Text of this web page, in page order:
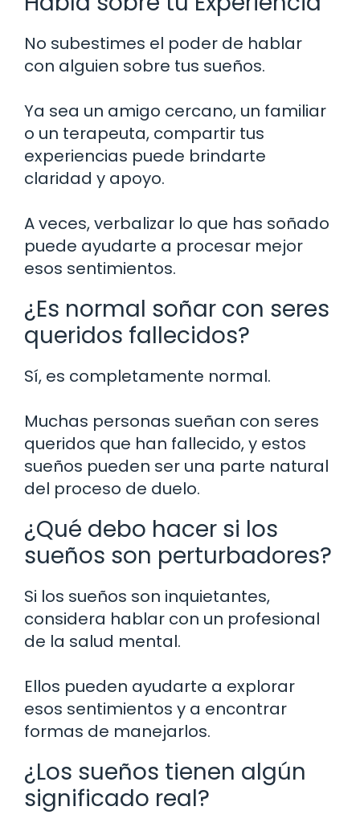
No subestimes el poder de hablar
con alguien sobre tus sueños.
Ya sea un amigo cercano, un familiar
o un terapeuta, compartir tus
experiencias puede brindarte
claridad y apoyo.
A veces, verbalizar lo que has soñado
puede ayudarte a procesar mejor
esos sentimientos.
¿Es normal soñar con seres
queridos fallecidos?
Sí, es completamente normal.
Muchas personas sueñan con seres
queridos que han fallecido, y estos
sueños pueden ser una parte natural
del proceso de duelo.
¿Qué debo hacer si los
sueños son perturbadores?
Si los sueños son inquietantes,
considera hablar con un profesional
de la salud mental.
Ellos pueden ayudarte a explorar
esos sentimientos y a encontrar
formas de manejarlos.
¿Los sueños tienen algún
significado real?